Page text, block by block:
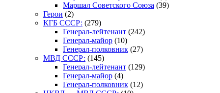
Маршал Советского Союза (39)
Герои (2)
КГБ СССР: (279)
Генерал-лейтенант (242)
Генерал-майор (10)
Генерал-полковник (27)
МВД СССР: (145)
Генерал-лейтенант (129)
Генерал-майор (4)
Генерал-полковник (12)